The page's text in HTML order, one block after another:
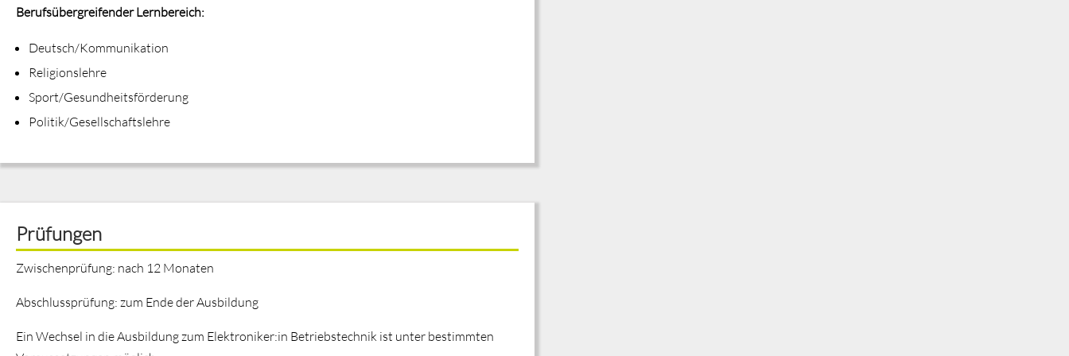
Berufsübergreifender Lernbereich:
Deutsch/Kommunikation
Religionslehre
Sport/Gesundheitsförderung
Politik/Gesellschaftslehre
Prüfungen
Zwischenprüfung: nach 12 Monaten
Abschlussprüfung: zum Ende der Ausbildung
Ein Wechsel in die Ausbildung zum Elektroniker:in Betriebstechnik ist unter bestimmten